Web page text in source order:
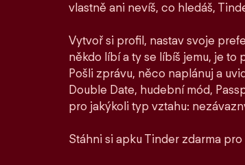
vlastně ani nevíš, co hledáš,
Vytvoř si profil, nastav svoje
někdo líbí a ty se líbíš jemu, je to
Pošli zprávu, něco naplánuj a
Double Date, hudební mód,
pro jakýkoli typ vztahu:
Stáhni si apku Tinder zdarma